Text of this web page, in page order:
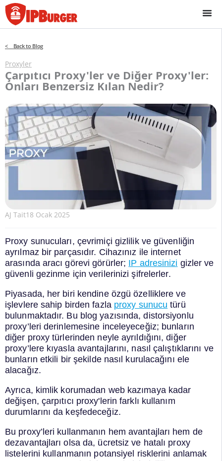
İçeriğe
geç
< Back to Blog
Proxyler
Çarpıtıcı Proxy'ler ve Diğer Proxy'ler:
Onları Benzersiz Kılan Nedir?
AJ Tait18 Ocak 2025
Proxy sunucuları, çevrimiçi gizlilik ve güvenliğin
ayrılmaz bir parçasıdır. Cihazınız ile internet
arasında aracı görevi görürler; IP adresinizi gizler ve
güvenli gezinme için verilerinizi şifrelerler.
Piyasada, her biri kendine özgü özelliklere ve
işlevlere sahip birden fazla proxy sunucu türü
bulunmaktadır. Bu blog yazısında, distorsiyonlu
proxy’leri derinlemesine inceleyeceğiz; bunların
diğer proxy türlerinden neyle ayrıldığını, diğer
proxy’lere kıyasla avantajlarını, nasıl çalıştıklarını ve
bunların etkili bir şekilde nasıl kurulacağını ele
alacağız.
Ayrıca, kimlik korumadan web kazımaya kadar
değişen, çarpıtıcı proxy'lerin farklı kullanım
durumlarını da keşfedeceğiz.
Bu proxy’leri kullanmanın hem avantajları hem de
dezavantajları olsa da, ücretsiz ve hatalı proxy
listelerini kullanmanın potansiyel risklerini anlamak